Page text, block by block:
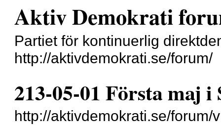
Aktiv Demokrati
Partiet för kontinuerlig
http://aktivdemokrati.se/forum/
213-05-01 Första maj
http://aktivdemokrati.se/